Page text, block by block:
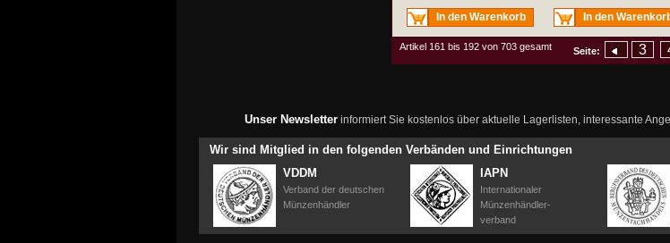
In den Warenkorb In den
Artikel 161 bis 192 von 703 gesamt Seite: 3
Unser Newsletterinformiert Sie kostenlos über aktuelle Lagerlisten, interessante
Wir sind Mitglied in den folgenden Verbänden und Einrichtungen
VDDM
Verband der deutschen
Münzenhändler
IAPN
Internationaler
Münzenhändler-
verband